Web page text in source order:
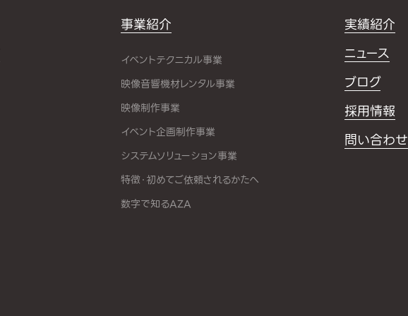
事業紹介
イベントテクニカル事業
映像音響機材レンタル事業
映像制作事業
イベント企画制作事業
システムソリューション事業
特徴・初めてご依頼されるかたへ
数字で知るAZA
実績紹介
ニュース
ブログ
採用情報
問い合わせ